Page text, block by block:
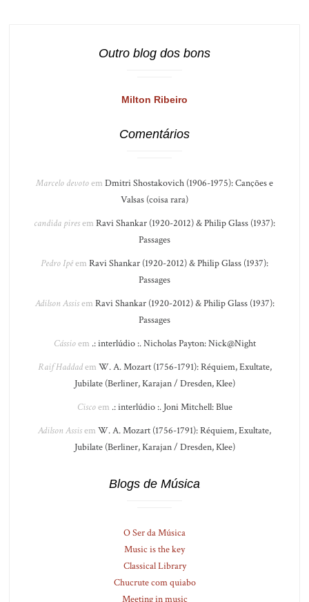
Outro blog dos bons
Milton Ribeiro
Comentários
Marcelo devotoem Dmitri Shostakovich (1906-1975): Canções e
Valsas (coisa rara)
candida piresem Ravi Shankar (1920-2012) & Philip Glass (1937):
Passages
Pedro Ipêem Ravi Shankar (1920-2012) & Philip Glass (1937):
Passages
Adilson Assisem Ravi Shankar (1920-2012) & Philip Glass (1937):
Passages
Cássioem .: interlúdio :. Nicholas Payton: Nick@Night
Raif Haddadem W. A. Mozart (1756-1791): Réquiem, Exultate,
Jubilate (Berliner, Karajan / Dresden, Klee)
Ciscoem .: interlúdio :. Joni Mitchell: Blue
Adilson Assisem W. A. Mozart (1756-1791): Réquiem, Exultate,
Jubilate (Berliner, Karajan / Dresden, Klee)
Blogs de Música
O Ser da Música
Music is the key
Classical Library
Chucrute com quiabo
Meeting in music